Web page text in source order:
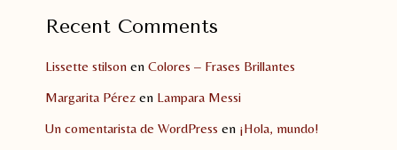
Recent Comments
Lissette stilson en Colores – Frases Brillantes
Margarita Pérez en Lampara Messi
Un comentarista de WordPress en ¡Hola, mundo!